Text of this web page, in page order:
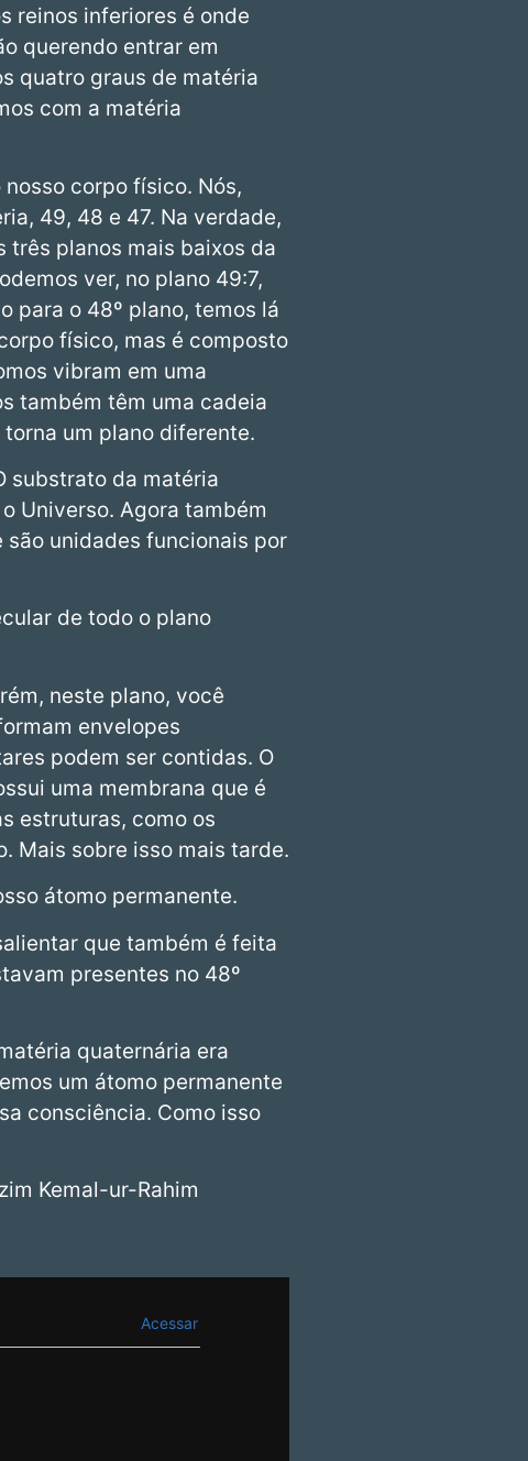
reinos inferiores é onde
querendo entrar em
quatro graus de matéria
com a matéria
corpo físico. Nós,
49, 48 e 47. Na verdade,
três planos mais baixos da
ver, no plano 49:7,
para o 48º plano, temos lá
físico, mas é composto
vibram em uma
também têm uma cadeia
um plano diferente.
substrato da matéria
Universo. Agora também
unidades funcionais por
de todo o plano
neste plano, você
envelopes
podem ser contidas. O
uma membrana que é
estruturas, como os
Mais sobre isso mais tarde.
átomo permanente.
que também é feita
presentes no 48º
quaternária era
um átomo permanente
consciência. Como isso
Kemal-ur-Rahim
Acessar